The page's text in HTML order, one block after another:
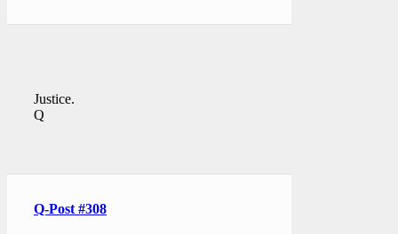
Justice.
Q
Q-Post #308